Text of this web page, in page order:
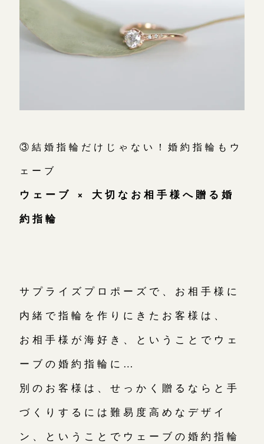
③結婚指輪だけじゃない！婚約指輪もウ
ェーブ
ウェーブ × 大切なお相手様へ贈る婚
約指輪
サプライズプロポーズで、お相手様に
内緒で指輪を作りにきたお客様は、
お相手様が海好き、ということでウェ
ーブの婚約指輪に…
別のお客様は、せっかく贈るならと手
づくりするには難易度高めなデザイ
ン、ということでウェーブの婚約指輪